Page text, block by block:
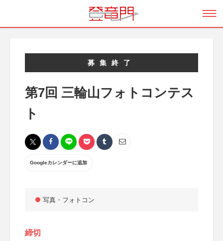
募集終了
第7回 三輪山フォトコンテス
ト
Googleカレンダーに追加
写真・フォトコン
締切